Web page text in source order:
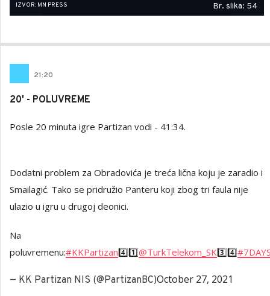
IZVOR: MN PRESS Br. slika: 54
21:20
20' - POLUVREME
Posle 20 minuta igre Partizan vodi - 41:34.
Dodatni problem za Obradovića je treća lična koju je zaradio i
Smailagić. Tako se pridružio Panteru koji zbog tri faula nije
ulazio u igru u drugoj deonici.
Na
poluvremenu:#KKPartizan4️⃣1️⃣@TurkTelekom_SK3️⃣4️⃣
— KK Partizan NIS (@PartizanBC)October 27, 2021